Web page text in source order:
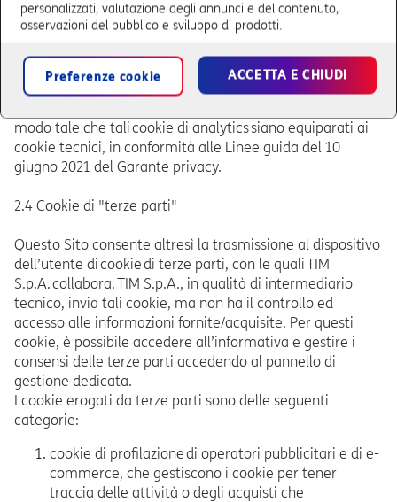
TIM S.p.A. si avvale di servizi di web measurement per
raccogliere informazioni aggregate/statistiche sul
Nello specifico è utilizzato il servizio Adobe
modo tale che tali cookie di analytics siano equiparati ai
cookie tecnici, in conformità alle Linee guida del 10
giugno 2021 del Garante privacy.
2.4 Cookie di "terze parti"
Questo Sito consente altresì la trasmissione al dispositivo
dell’utente di cookie di terze parti, con le quali TIM
S.p.A. collabora. TIM S.p.A., in qualità di intermediario
tecnico, invia tali cookie, ma non ha il controllo ed
accesso alle informazioni fornite/acquisite. Per questi
cookie, è possibile accedere all’informativa e gestire i
consensi delle terze parti accedendo al pannello di
gestione dedicata.
I cookie erogati da terze parti sono delle seguenti
categorie:
cookie di profilazione di operatori pubblicitari e di e-
commerce, che gestiscono i cookie per tener
traccia delle attività o degli acquisti che
personalizzati, valutazione degli annunci e del contenuto,
osservazioni del pubblico e sviluppo di prodotti.
Preferenze cookie ACCETTA E CHIUDI